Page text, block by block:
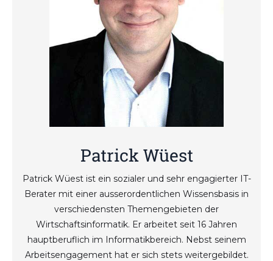
Patrick Wüest
Patrick Wüest ist ein sozialer und sehr engagierter IT-
Berater mit einer ausserordentlichen Wissensbasis in
verschiedensten Themengebieten der
Wirtschaftsinformatik. Er arbeitet seit 16 Jahren
hauptberuflich im Informatikbereich. Nebst seinem
Arbeitsengagement hat er sich stets weitergebildet.